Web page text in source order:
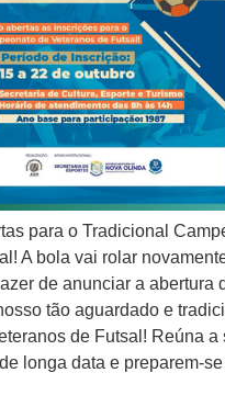
para o Tradicional
A bola vai rolar
de anunciar a abertura
tão aguardado e
de Futsal! Reúna a
longa data e preparem-